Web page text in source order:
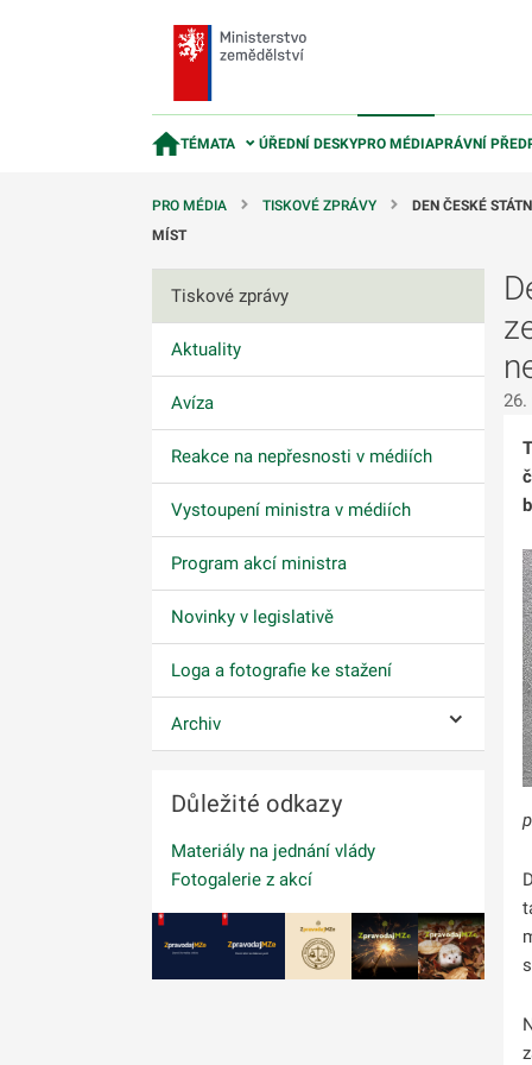
TÉMATA ÚŘEDNÍ DESKYPRO MÉDIAPRÁVNÍ
PRO MÉDIA TISKOVÉ ZPRÁVY
DEN ČESKÉ
MÍST
Tiskové zprávy
Aktuality
Avíza
Reakce na nepřesnosti v médiích
Vystoupení ministra v médiích
Program akcí ministra
Novinky v legislativě
Loga a fotografie ke stažení
Archiv Ovládání
26.
Důležité odkazy
Materiály na jednání vlády
Fotogalerie z akcí